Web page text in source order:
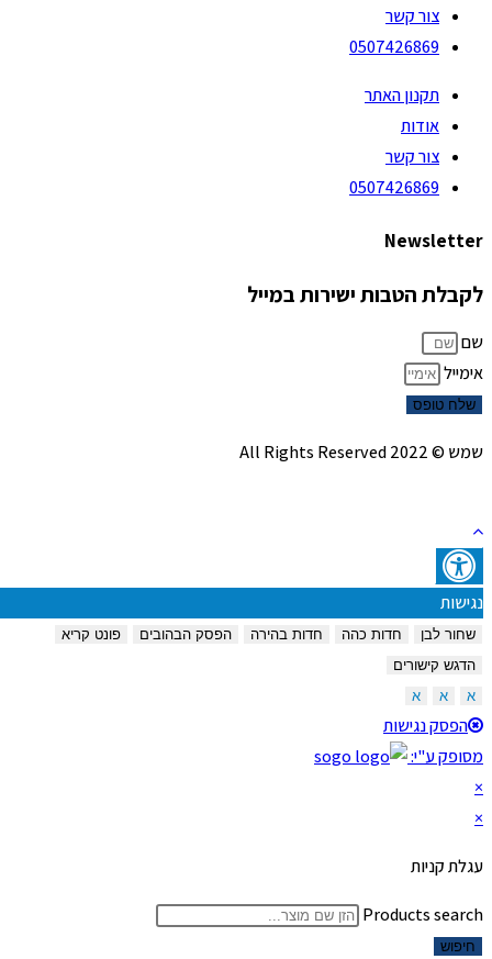
צור קשר
0507426869
תקנון האתר
אודות
צור קשר
0507426869
Newsletter
לקבלת הטבות ישירות במייל
שם
אימייל
שלח טופס
שמש © 2022 All Rights Reserved
נגישות
שחור לבן חדות כהה חדות בהירה הפסק הבהובים
פונט קריא
הדגש קישורים
הפסק נגישות
מסופק ע"י:
עגלת קניות
Products search
חיפוש